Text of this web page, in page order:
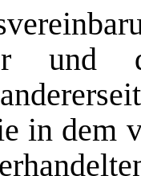
in dem